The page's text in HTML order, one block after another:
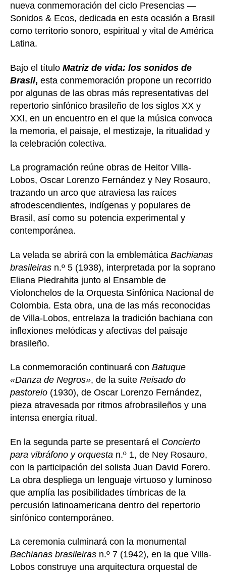
nueva conmemoración del ciclo Presencias —
Sonidos & Ecos, dedicada en esta ocasión a Brasil
como territorio sonoro, espiritual y vital de América
Latina.
Bajo el título Matriz de vida: los sonidos de
Brasil, esta conmemoración propone un recorrido
por algunas de las obras más representativas del
repertorio sinfónico brasileño de los siglos XX y
XXI, en un encuentro en el que la música convoca
la memoria, el paisaje, el mestizaje, la ritualidad y
la celebración colectiva.
La programación reúne obras de Heitor Villa-
Lobos, Oscar Lorenzo Fernández y Ney Rosauro,
trazando un arco que atraviesa las raíces
afrodescendientes, indígenas y populares de
Brasil, así como su potencia experimental y
contemporánea.
La velada se abrirá con la emblemática Bachianas
brasileiras n.º 5 (1938), interpretada por la soprano
Eliana Piedrahita junto al Ensamble de
Violonchelos de la Orquesta Sinfónica Nacional de
Colombia. Esta obra, una de las más reconocidas
de Villa-Lobos, entrelaza la tradición bachiana con
inflexiones melódicas y afectivas del paisaje
brasileño.
La conmemoración continuará con Batuque
«Danza de Negros», de la suite Reisado do
pastoreio (1930), de Oscar Lorenzo Fernández,
pieza atravesada por ritmos afrobrasileños y una
intensa energía ritual.
En la segunda parte se presentará el Concierto
para vibráfono y orquesta n.º 1, de Ney Rosauro,
con la participación del solista Juan David Forero.
La obra despliega un lenguaje virtuoso y luminoso
que amplía las posibilidades tímbricas de la
percusión latinoamericana dentro del repertorio
sinfónico contemporáneo.
La ceremonia culminará con la monumental
Bachianas brasileiras n.º 7 (1942), en la que Villa-
Lobos construye una arquitectura orquestal de